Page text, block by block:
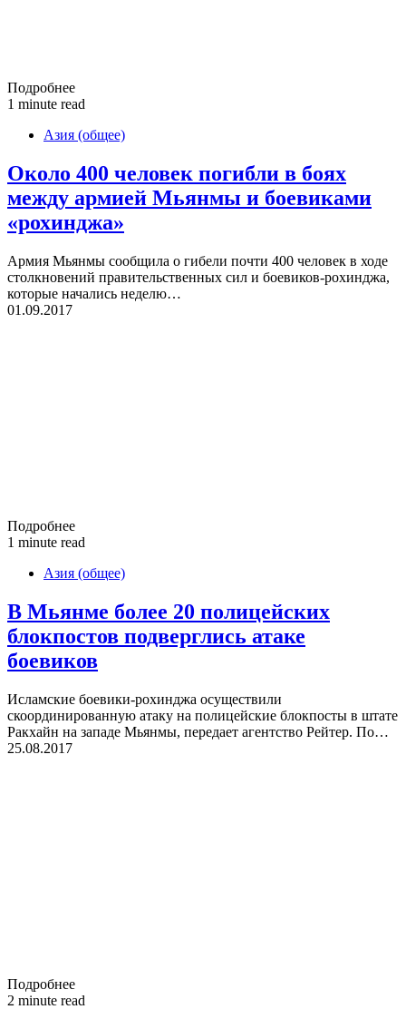
Подробнее
1 minute read
Азия (общее)
Около 400 человек погибли в боях
между армией Мьянмы и боевиками
«рохинджа»
Армия Мьянмы сообщила о гибели почти 400 человек в ходе
столкновений правительственных сил и боевиков-рохинджа,
которые начались неделю…
01.09.2017
Подробнее
1 minute read
Азия (общее)
В Мьянме более 20 полицейских
блокпостов подверглись атаке
боевиков
Исламские боевики-рохинджа осуществили
скоординированную атаку на полицейские блокпосты в штате
Ракхайн на западе Мьянмы, передает агентство Рейтер. По…
25.08.2017
Подробнее
2 minute read